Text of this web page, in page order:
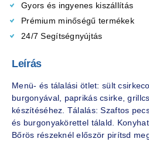
Gyors és ingyenes kiszállítás
Prémium minőségű termékek
24/7 Segítségnyújtás
Leírás
Menü- és tálalási ötlet: sült
burgonyával, paprikás csirke,
készítéséhez. Tálalás: Szaftos
és burgonyakörettel tálald.
Bőrös részeknél először pirítsd